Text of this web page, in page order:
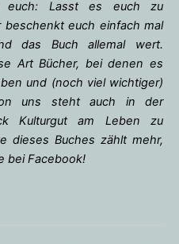
euch: Lasst es euch zu
euch einfach mal
das Buch allemal wert.
Art Bücher, bei denen es
und (noch viel wichtiger)
uns steht auch in der
Kulturgut am Leben zu
dieses Buches zählt mehr,
bei Facebook!